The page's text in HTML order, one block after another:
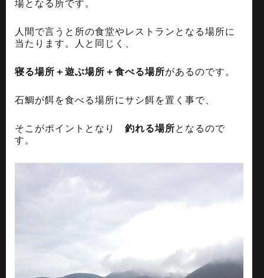
場となる所です。
人間で言うと所の食堂やレストランとなる場所に
当たります。人と同じく、
寝る場所＋遊ぶ場所＋食べる場所があるのです。
石鯛が餌を食べる場所にサシ餌を置く事で、
そこがポイントとなり 釣れる場所となるので
す。